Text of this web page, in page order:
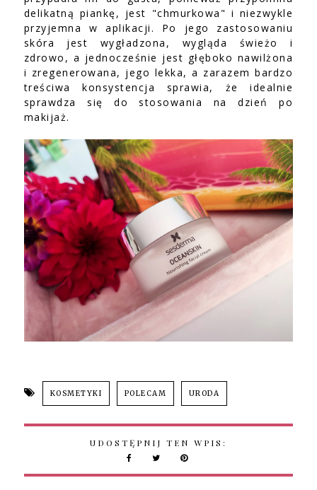
delikatną piankę, jest "chmurkowa" i niezwykle
przyjemna w aplikacji. Po jego zastosowaniu
skóra jest wygładzona, wygląda świeżo i
zdrowo, a jednocześnie jest głęboko nawilżona
i zregenerowana, jego lekka, a zarazem bardzo
treściwa konsystencja sprawia, że idealnie
sprawdza się do stosowania na dzień po
makijaż.
KOSMETYKI POLECAM URODA
UDOSTĘPNIJ TEN WPIS: